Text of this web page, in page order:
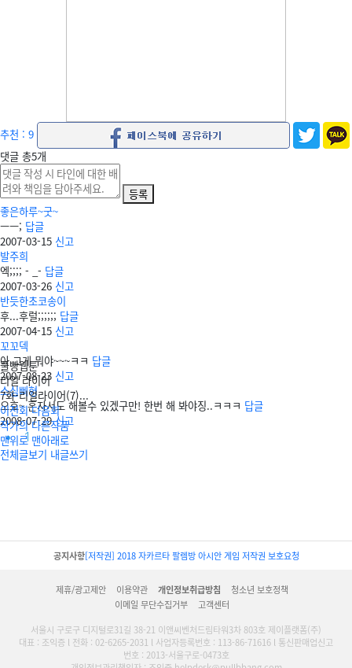
풀빵웹툰
리얼 라이어
7화-리얼라이어(7)...
이전회 다음회
작가의 다른작품
맨위로 맨아래로
추천 : 9
댓글 총5개
등록
좋은하루~굿~
ㅡㅡ; 답글
2007-03-15 신고
발주희
엑;;;; - _- 답글
2007-03-26 신고
반듯한초코송이
후...후럴;;;;;; 답글
2007-04-15 신고
꼬꼬덱
아 그게 뭐야~~~ㅋㅋ 답글
2007-08-23 신고
소심삐형
오호~ 혼자서도 해볼수 있겠구만! 한번 해 봐야징..ㅋㅋㅋ 답글
2008-07-29 신고
1
전체글보기 내글쓰기
공지사항[저작권] 2018 자카르타 팔렘방 아시안 게임 저작권 보호요청
제휴/광고제안 이용약관 개인정보취급방침
청소년 보호정책
이메일 무단수집거부
고객센터
서울시 구로구 디지털로31길 38-21 이앤씨벤처드림타워3차 803호 제이플랫폼(주)
대표 : 조익증 l 전화 : 02-6265-2031 l 사업자등록번호 : 113-86-71616 l 통신판매업신고
번호 : 2013-서울구로-0473호